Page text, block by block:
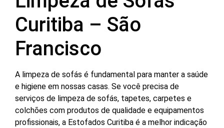
Curitiba – São
Francisco
A limpeza de sofás é fundamental para manter a saúde
e higiene em nossas casas. Se você precisa de
serviços de limpeza de sofás, tapetes, carpetes e
colchões com produtos de qualidade e equipamentos
profissionais, a Estofados Curitiba é a melhor indicação